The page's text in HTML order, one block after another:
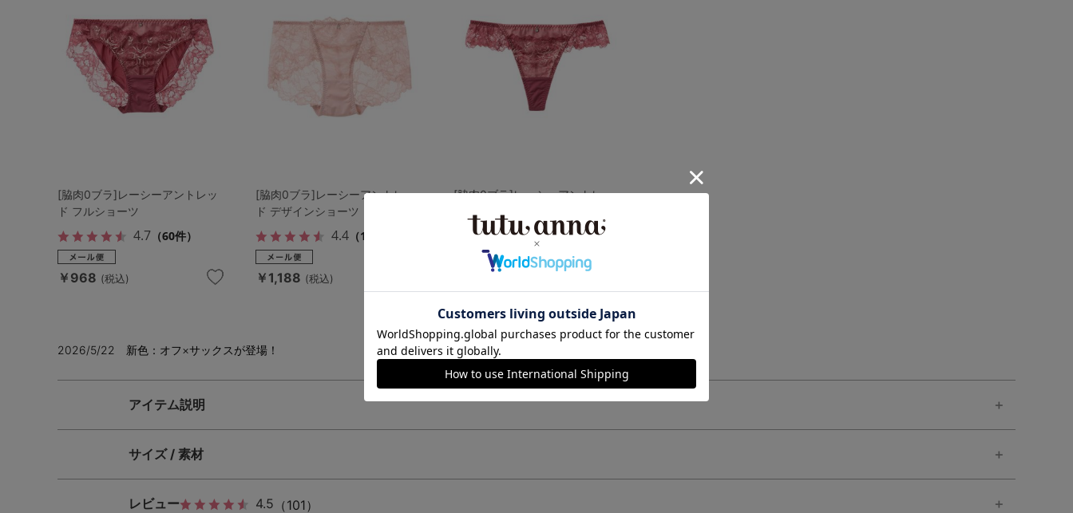
[脇肉0ブラ]レーシーアントレッ
ド フルショーツ
4.7 （60件）
￥968 (税込)
[脇肉0ブラ]レーシーアントレッ
ド デザインショーツ
4.4（18件）
￥1,188 (税込)
[脇肉0ブラ]レーシーアントレッ
4.5（4件）
￥1,188
2026/5/22 新色：オフ×サックスが登場！
アイテム説明
サイズ / 素材
レビュー 4.5 （101）